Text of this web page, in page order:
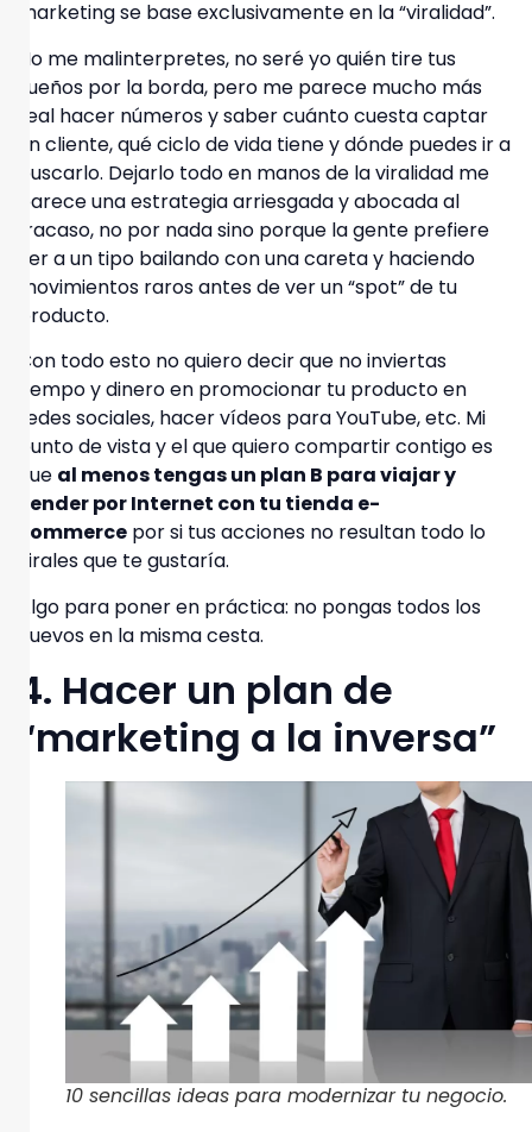
marketing se base exclusivamente en la “viralidad”.
No me malinterpretes, no seré yo quién tire tus
sueños por la borda, pero me parece mucho más
real hacer números y saber cuántocuesta captar
un cliente, qué ciclo de vida tiene y dónde puedes ir a
buscarlo. Dejarlo todo en manos de la viralidad me
parece una estrategia arriesgada y abocada al
fracaso, no por nada sino porque la gente prefiere
ver a un tipo bailando con una careta y haciendo
movimientos raros antes de ver un “spot” de tu
producto.
Con todo esto no quiero decir que no inviertas
tiempo y dinero en promocionar tu producto en
redes sociales, hacer vídeos para YouTube, etc. Mi
punto de vista y el que quiero compartir contigo es
que al menos tengas un plan B para viajar y
vender por Internet con tu tienda e-
commerce por si tus acciones no resultan todo lo
virales que te gustaría.
Algo para poner en práctica: no pongas todos los
huevos en la misma cesta.
4. Hacer un plan de
“marketing a la inversa”
10 sencillas ideas para modernizar tu negocio.